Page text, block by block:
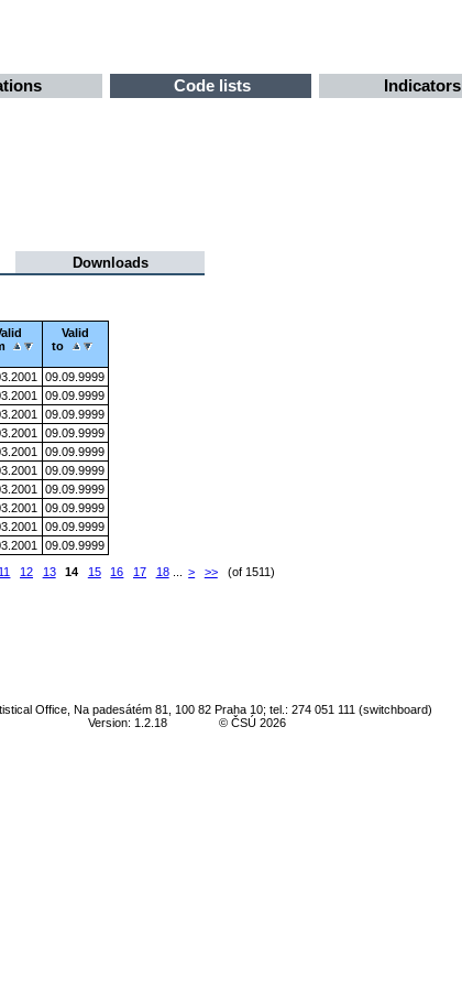
Code lists Indicators
Downloads
Valid
to
09.09.9999
09.09.9999
09.09.9999
09.09.9999
09.09.9999
09.09.9999
09.09.9999
09.09.9999
09.09.9999
09.09.9999
11 12 13 14 15 16 17 18... > >>(of 1511)
Office, Na padesátém 81, 100 82 Praha 10; tel.: 274 051 111 (switchboard)
Version: 1.2.18
© ČSÚ 2026